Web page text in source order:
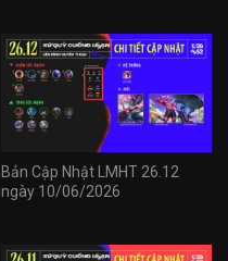
Bản Cập Nhật LMHT 26.12
ngày 10/06/2026